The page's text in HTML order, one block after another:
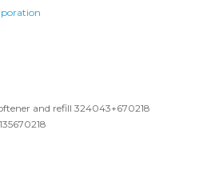
and refill 324043+670218